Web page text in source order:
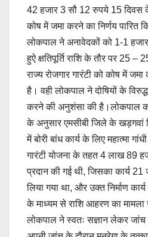
42 हजार 3 सौ 12 रुपये 15 दिवस के
कोष में जमा करने का निर्णय पारित
लोकपाल ने अनावेदकों को 1-1
हुऐ क्षतिपूर्ति राशि के तौर पर 25
राज्य रोजगार गारंटी को कोष में जमा
है। वही लोकपाल ने दोषियों के
करने की अनुशंसा की है।लोकपाल
के अनुसार एमसीबी जिले के खड़गवां
में बोरी बांध कार्य के लिए महात्मा
गारंटी योजना के तहत 4 लाख 89
प्रदान की गई थी, जिसका कार्य
लिया गया था, और उक्त निर्माण
के माध्यम से राशि आहरण का
लोकपाल ने स्वतः सज्ञान लेकर